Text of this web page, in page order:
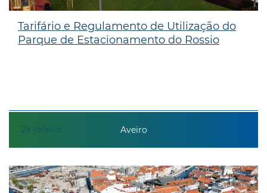
29 janeiro
Tarifário e Regulamento de Utilização do
Parque de Estacionamento do Rossio
Aveiro